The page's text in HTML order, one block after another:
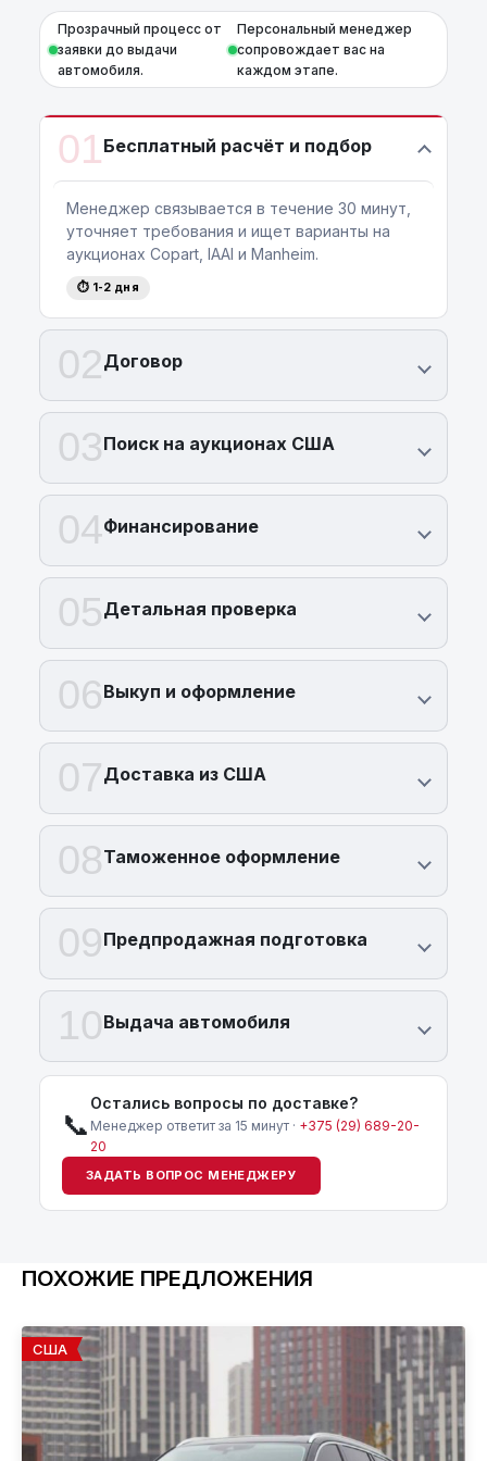
Прозрачный процесс от
заявки до выдачи
автомобиля.
Персональный менеджер
сопровождает вас на
каждом этапе.
01Бесплатный расчёт и подбор
Менеджер связывается в течение 30 минут,
уточняет требования и ищет варианты на
аукционах Copart, IAAI и Manheim.
⏱ 1-2 дня
02Договор
03Поиск на аукционах США
04Финансирование
05Детальная проверка
06Выкуп и оформление
07Доставка из США
08Таможенное оформление
09Предпродажная подготовка
10Выдача автомобиля
📞
Остались вопросы по доставке?
Менеджер ответит за 15 минут · +375 (29) 689-20-
20
ЗАДАТЬ ВОПРОС МЕНЕДЖЕРУ
ПОХОЖИЕ ПРЕДЛОЖЕНИЯ
США